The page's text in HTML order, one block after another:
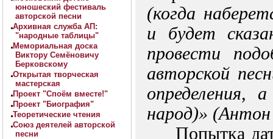
юношеский фестиваль
авторской песни
Архивная служба АП:
"народные таблицы"
Мемориальная доска
Виктору Семёновичу
Берковскому
Открытая творческая
мастерская
Проект "Споём вместе!"
Проект "Биография"
Теоретические чтения
Союз деятелей авторской
песни
(когда
и будет
провести
авторской
определения,
народ)»
Попытка